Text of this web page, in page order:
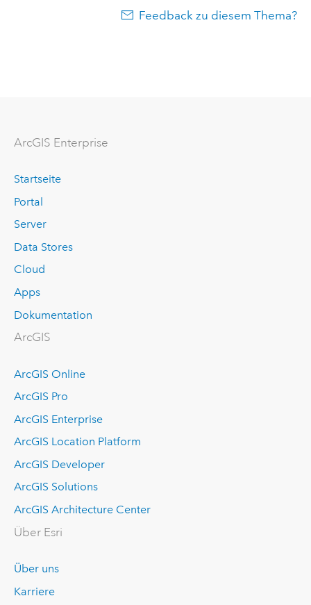
Feedback zu diesem Thema?
ArcGIS Enterprise
Startseite
Portal
Server
Data Stores
Cloud
Apps
Dokumentation
ArcGIS
ArcGIS Online
ArcGIS Pro
ArcGIS Enterprise
ArcGIS Location Platform
ArcGIS Developer
ArcGIS Solutions
ArcGIS Architecture Center
Über Esri
Über uns
Karriere